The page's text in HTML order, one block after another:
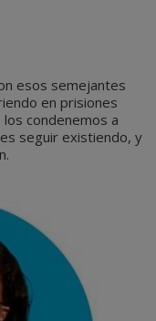
esos semejantes
en prisiones
condenemos a
seguir existiendo, y